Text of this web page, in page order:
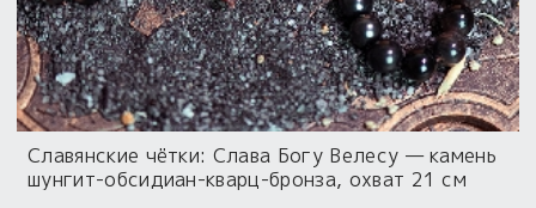
Славянские чётки: Слава Богу Велесу — камень
шунгит-обсидиан-кварц-бронза, охват 21 см